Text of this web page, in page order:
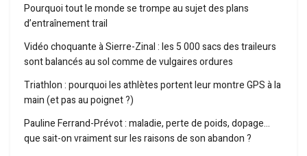
Pourquoi tout le monde se trompe au sujet des plans
d’entraînement trail
Vidéo choquante à Sierre-Zinal : les 5 000 sacs des traileurs
sont balancés au sol comme de vulgaires ordures
Triathlon : pourquoi les athlètes portent leur montre GPS à la
main (et pas au poignet ?)
Pauline Ferrand-Prévot : maladie, perte de poids, dopage…
que sait-on vraiment sur les raisons de son abandon ?